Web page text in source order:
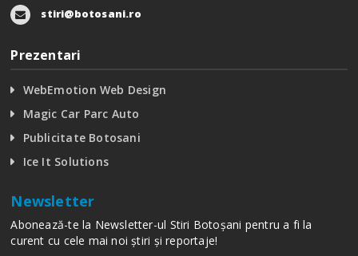
stiri@botosani.ro
Prezentari
WebEmotion Web Design
Magic Car Parc Auto
Publicitate Botosani
Ice It Solutions
Newsletter
Abonează-te la Newsletter-ul Stiri Botoșani pentru a fi la
curent cu cele mai noi știri și reportaje!